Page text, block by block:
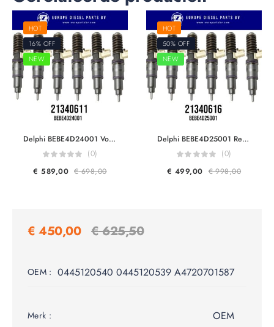
HOT
16% OFF
NEW
Delphi BEBE4D24001 Volvo Trucks & Volvo Penta 21340611 7421340611 21371672 9021371672 20972225 7420972225 85000497 20584345 85003263 3801618 EUI Diesel Injector Euro 5
(0)
€ 589,00 €698,00
HOT
50% OFF
NEW
Delphi BEBE4D25001 Renault & Volvo Trucks 21340616 21098096 20198087 7421098096 7421340616 85003268 For DXi 13 FH460/500/520 EUI Diesel Injector Euro 5
(0)
€ 499,00 €998,00
€ 450,00 €625,50
OEM : 0445120540 0445120539 A4720701587
Merk : OEM